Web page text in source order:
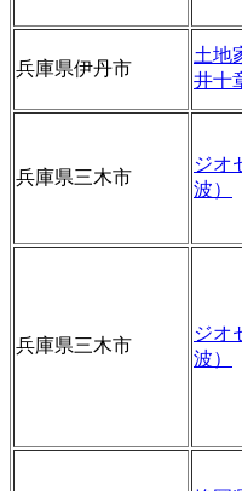
兵庫県伊丹市
土地
井十
兵庫県三木市
ジオ
波）
兵庫県三木市
ジオ
波）